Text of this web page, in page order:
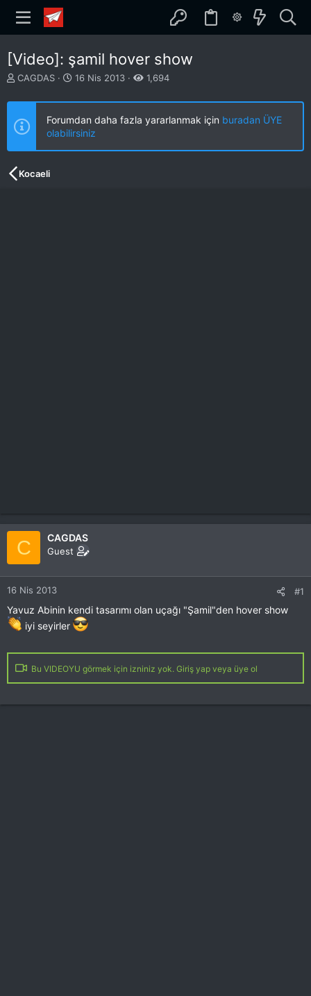
[Video]: şamil hover show
K
n
u
u
b
a
CAGDAS
B
ş
a
n
g
16 Nis 2013 1,694
Forumdan daha fazla yararlanmak için buradan ÜYE
olabilirsiniz
Kocaeli
C CAGDAS
Guest
16 Nis 2013 #1
Yavuz Abinin kendi tasarımı olan uçağı "Şamil"den hover show
iyi seyirler
Bu VIDEOYU görmek için izniniz yok. Giriş yap veya üye ol